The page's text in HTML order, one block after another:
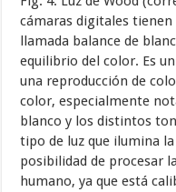
cámaras digitales
llamada balance de
equilibrio del color. Es
una reproducción de
color, especialmente
blanco y los distintos
tipo de luz que ilumina
posibilidad de procesar
humano, ya que está